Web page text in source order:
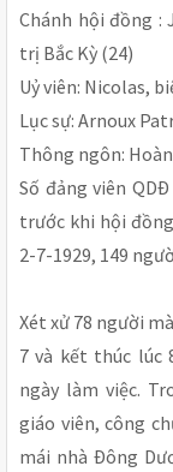
Chánh hội đồng :
trị Bắc Kỳ (24)
Uỷ viên: Nicolas,
Lục sự: Arnoux
Thông ngôn:
Số đảng viên
trước khi hội
2-7-1929, 149
Xét xử 78 người
7 và kết thúc lúc
ngày làm việc.
giáo viên, công
mái nhà Ðông